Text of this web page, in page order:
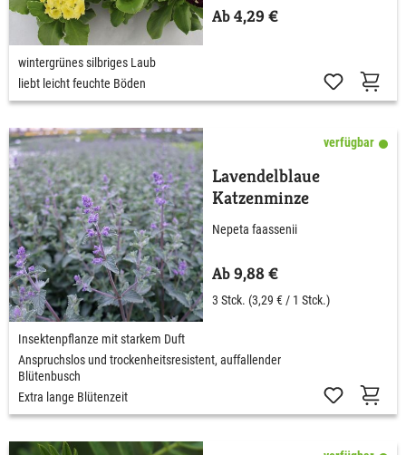
Ab 4,29 €
wintergrünes silbriges Laub
liebt leicht feuchte Böden
verfügbar
Lavendelblaue
Katzenminze
Nepeta faassenii
Ab 9,88 €
3 Stck. (3,29 € / 1 Stck.)
Insektenpflanze mit starkem Duft
Anspruchslos und trockenheitsresistent, auffallender
Blütenbusch
Extra lange Blütenzeit